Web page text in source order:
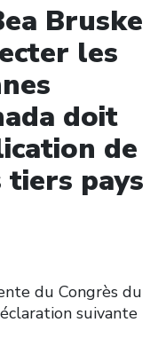
Bruske
les
doit
de
tiers pays
du Congrès du
suivante